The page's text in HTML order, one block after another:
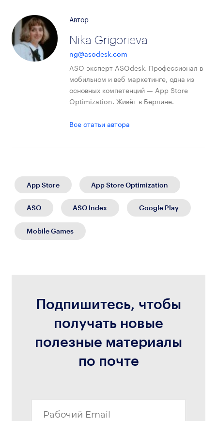
Автор
Nika Grigorieva
ng@asodesk.com
ASO эксперт ASOdesk. Профессионал в
мобильном и веб маркетинге, одна из
основных компетенций — App Store
Optimization. Живёт в Берлине.
Все статьи автора
App Store App Store Optimization
ASO ASO Index Google Play
Mobile Games
Подпишитесь, чтобы
получать новые
полезные материалы
по почте